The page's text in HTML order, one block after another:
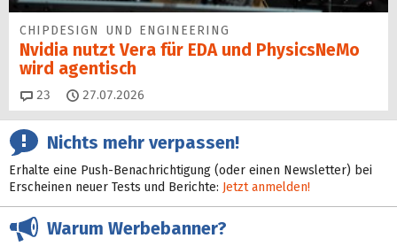
CHIPDESIGN UND ENGINEERING
Nvidia nutzt Vera für EDA und PhysicsNeMo
wird agentisch
23 Kommentare
27.07.2026
Nichts mehr verpassen!
Erhalte eine Push-Benachrichtigung (oder einen Newsletter) bei
Erscheinen neuer Tests und Berichte: Jetzt anmelden!
Warum Werbebanner?